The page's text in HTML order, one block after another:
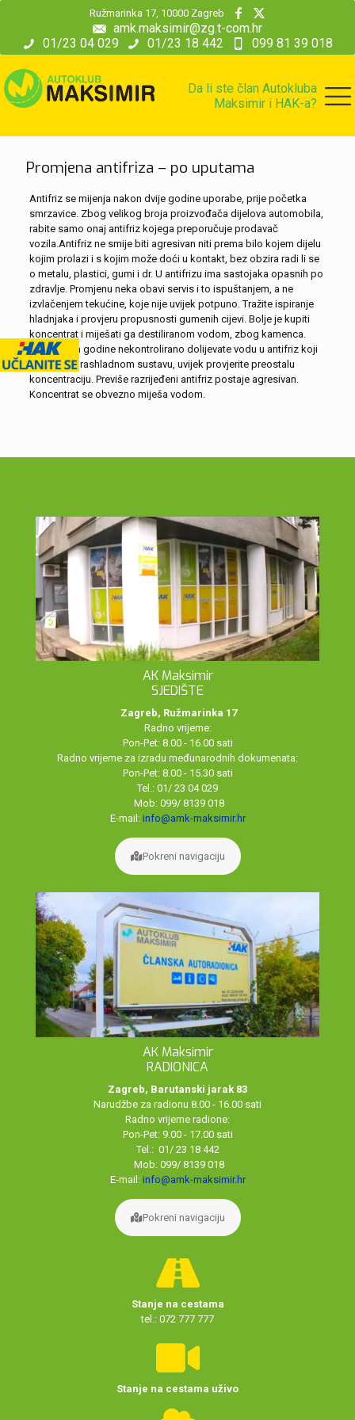
01/23 04 029 01/23 18 442 099 81 39 018
amk.maksimir@zg.t-com.hr
Ružmarinka 17, 10000 Zagreb
Da li ste član Autokluba
Maksimir i HAK-a?
Promjena antifriza – po uputama
Antifriz se mijenja nakon dvije godine uporabe, prije početka
smrzavice. Zbog velikog broja proizvođača dijelova automobila,
rabite samo onaj antifriz kojega preporučuje prodavač
vozila.Antifriz ne smije biti agresivan niti prema bilo kojem dijelu
kojim prolazi i s kojim može doći u kontakt, bez obzira radi li se
o metalu, plastici, gumi i dr. U antifrizu ima sastojaka opasnih po
zdravlje. Promjenu neka obavi servis i to ispuštanjem, a ne
izvlačenjem tekućine, koje nije uvijek potpuno. Tražite ispiranje
hladnjaka i provjeru propusnosti gumenih cijevi. Bolje je kupiti
koncentrat i miješati ga destiliranom vodom, zbog kamenca.
Ako tokom godine nekontrolirano dolijevate vodu u antifriz koji
se nalazi u rashladnom sustavu, uvijek provjerite preostalu
koncentraciju. Previše razrijeđeni antifriz postaje agresivan.
Koncentrat se obvezno miješa vodom.
AK Maksimir
SJEDIŠTE
Zagreb, Ružmarinka 17
Radno vrijeme:
Pon-Pet: 8.00 - 16.00 sati
Radno vrijeme za izradu međunarodnih dokumenata:
Pon-Pet: 8.00 - 15.30 sati
Tel.: 01/ 23 04 029
Mob: 099/ 8139 018
E-mail: info@amk-maksimir.hr
Pokreni navigaciju
AK Maksimir
RADIONICA
Zagreb, Barutanski jarak 83
Narudžbe za radionu 8.00 - 16.00 sati
Radno vrijeme radione:
Pon-Pet: 9.00 - 17.00 sati
Tel.: 01/ 23 18 442
Mob: 099/ 8139 018
E-mail: info@amk-maksimir.hr
Pokreni navigaciju
Stanje na cestama
tel.: 072 777 777
Stanje na cestama uživo